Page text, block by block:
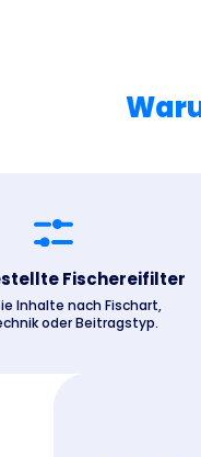
Fischereifilter
Inhalte nach Fischart,
oder Beitragstyp.